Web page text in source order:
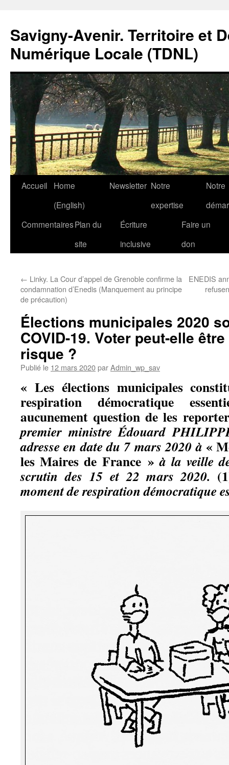
Savigny-Avenir. Territoire et
Numérique Locale (TDNL)
Aller
contenu
Accueil
Home
(English)
Newsletter Notre
expertise
Notre
CommentairesPlan du
site
Écriture
inclusive
Faire un
don
← Linky. La Cour d’appel de Grenoble confirme la
condamnation d’Enedis (Manquement au principe
de précaution)
ENEDIS
Élections municipales 2020
COVID-19. Voter peut-elle
risque ?
Publié le 12 mars 2020parAdmin_wp_sav
« Les élections municipales
respiration démocratique
aucunement question de les
premier ministre Édouard
adresse en date du 7 mars 2020 à «
les Maires de France » à la veille
scrutin des 15 et 22 mars 2020.
moment de respiration démocratique